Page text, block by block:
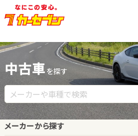
中古車 を探す
メーカーから探す